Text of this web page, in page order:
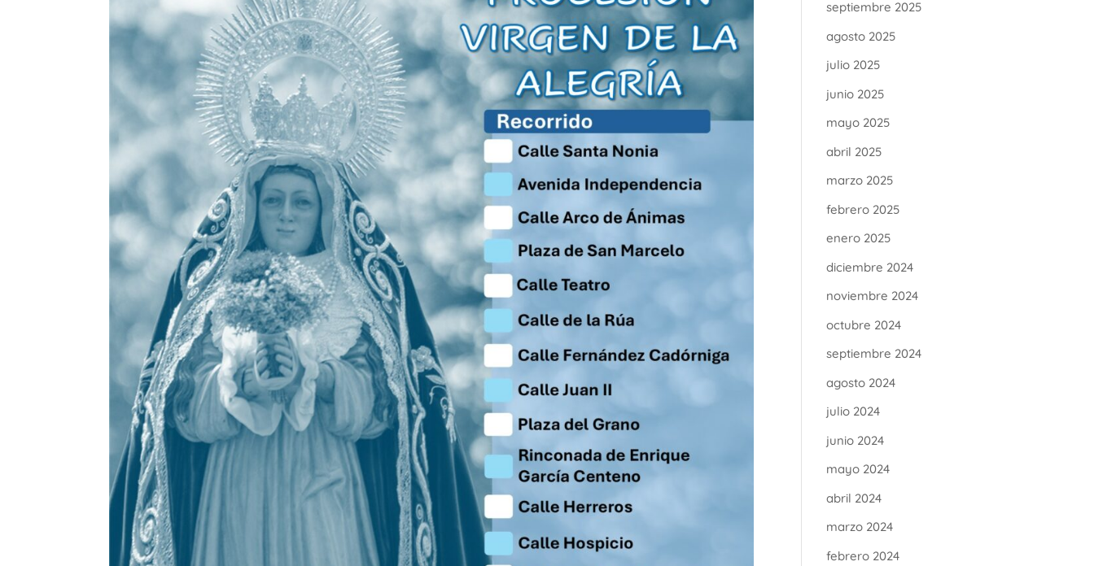
septiembre 2025
agosto 2025
julio 2025
junio 2025
mayo 2025
abril 2025
marzo 2025
febrero 2025
enero 2025
diciembre 2024
noviembre 2024
octubre 2024
septiembre 2024
agosto 2024
julio 2024
junio 2024
mayo 2024
abril 2024
marzo 2024
febrero 2024